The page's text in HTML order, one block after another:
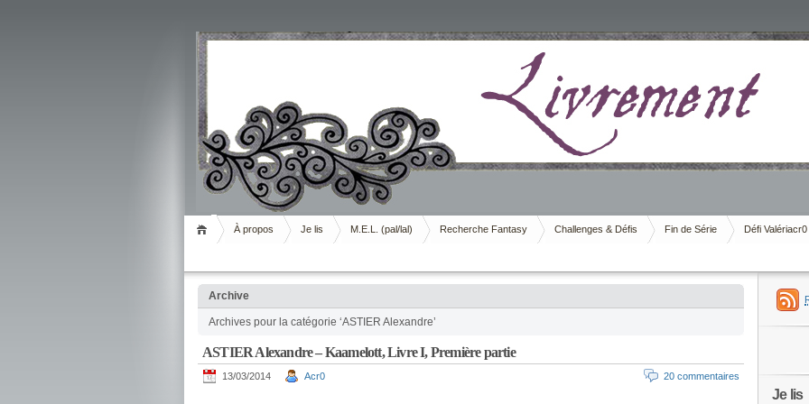
Livrement
À propos Je lis M.E.L. (pal/lal) Recherche Fantasy Challenges & Défis Fin de Série Défi Valériacr0
Archive
Archives pour la catégorie ‘ASTIER Alexandre’
ASTIER Alexandre – Kaamelott, Livre I, Première partie
13/03/2014 Acr0 20 commentaires
Je lis